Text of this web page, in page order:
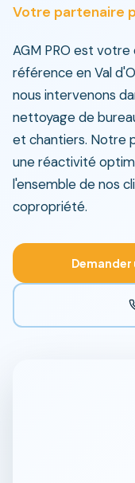
Votre partenaire
AGM PRO est
référence en Val
nous intervenons
nettoyage de
et chantiers. Notre
une réactivité
l'ensemble de nos
copropriété.
Demander